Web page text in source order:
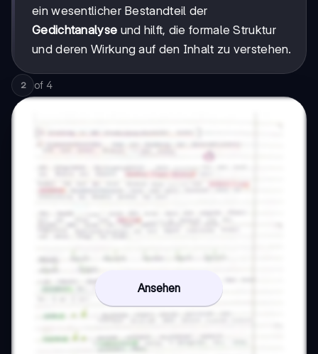
ein wesentlicher Bestandteil der
Gedichtanalyse und hilft, die formale Struktur
und deren Wirkung auf den Inhalt zu verstehen.
2 of 4
Ansehen